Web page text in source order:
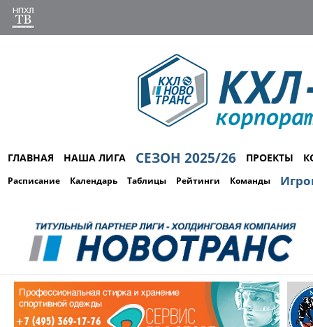
ГЛАВНАЯ НАША ЛИГА СЕЗОН 2025/26 ПРОЕКТЫ
Расписание Календарь Таблицы Рейтинги Команды